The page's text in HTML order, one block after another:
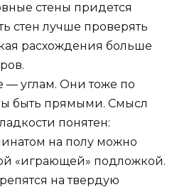
стены придется
стен лучше проверять
расхождения больше
углам. Они тоже по
быть прямыми. Смысл
понятен:
на полу можно
«играющей» подложкой.
на твердую